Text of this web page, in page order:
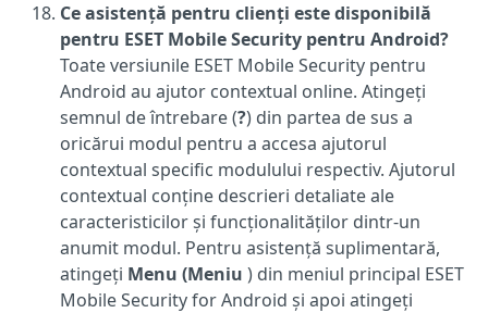
Ce asistență pentru clienți este disponibilă
pentru ESET Mobile Security pentru Android?
Toate versiunile ESET Mobile Security pentru
Android au ajutor contextual online. Atingeți
semnul de întrebare (?) din partea de sus a
oricărui modul pentru a accesa ajutorul
contextual specific modulului respectiv. Ajutorul
contextual conține descrieri detaliate ale
caracteristicilor și funcționalităților dintr-un
anumit modul. Pentru asistență suplimentară,
atingeți Menu (Meniu ) din meniul principal ESET
Mobile Security for Android și apoi atingeți